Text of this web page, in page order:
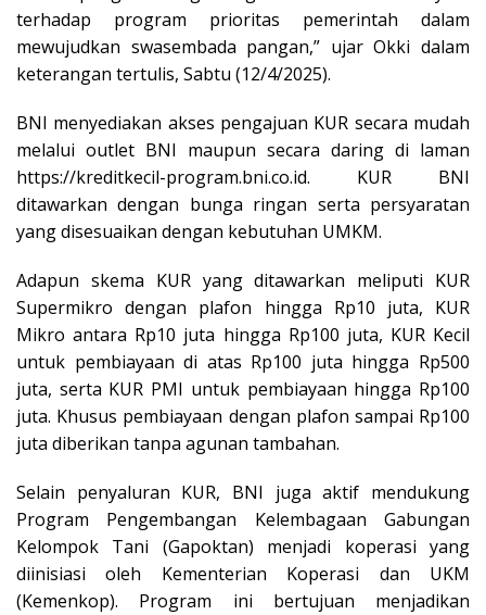
terhadap program prioritas pemerintah dalam
mewujudkan swasembada pangan,” ujar Okki dalam
keterangan tertulis, Sabtu (12/4/2025).
BNI menyediakan akses pengajuan KUR secara mudah
melalui outlet BNI maupun secara daring di laman
https://kreditkecil-program.bni.co.id. KUR BNI
ditawarkan dengan bunga ringan serta persyaratan
yang disesuaikan dengan kebutuhan UMKM.
Adapun skema KUR yang ditawarkan meliputi KUR
Supermikro dengan plafon hingga Rp10 juta, KUR
Mikro antara Rp10 juta hingga Rp100 juta, KUR Kecil
untuk pembiayaan di atas Rp100 juta hingga Rp500
juta, serta KUR PMI untuk pembiayaan hingga Rp100
juta. Khusus pembiayaan dengan plafon sampai Rp100
juta diberikan tanpa agunan tambahan.
Selain penyaluran KUR, BNI juga aktif mendukung
Program Pengembangan Kelembagaan Gabungan
Kelompok Tani (Gapoktan) menjadi koperasi yang
diinisiasi oleh Kementerian Koperasi dan UKM
(Kemenkop). Program ini bertujuan menjadikan